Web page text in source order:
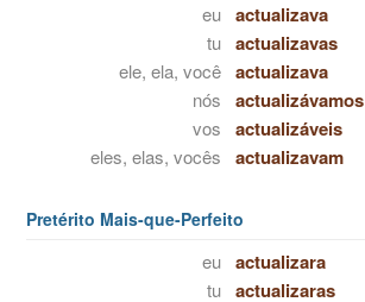
eu actualizava
tu actualizavas
ele, ela, você actualizava
nós actualizávamos
vos actualizáveis
eles, elas, vocês actualizavam
Pretérito Mais-que-Perfeito
eu actualizara
tu actualizaras